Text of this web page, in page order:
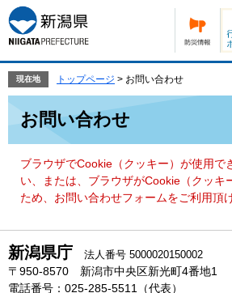
ー
ジ
の
頭
す。
ニ
ュ
ー
飛
て
現在地 トップページ > お問い合わせ
お問い合わせ
ブラウザでCookie（クッキー）が使用で
い、または、ブラウザがCookie（クッキ
ため、お問い合わせフォームをご利用頂
新潟県庁 法人番号 5000020150002
〒950-8570 新潟市中央区新光町4番地1
電話番号：025-285-5511（代表）